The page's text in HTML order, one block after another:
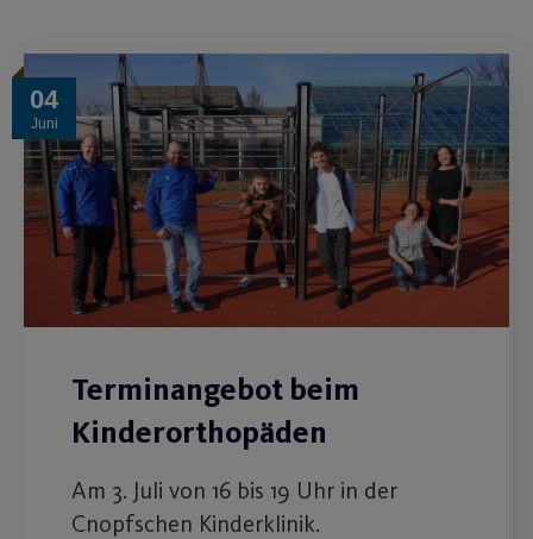
04
Juni
Terminangebot beim
Kinderorthopäden
Am 3. Juli von 16 bis 19 Uhr in der
Cnopfschen Kinderklinik.